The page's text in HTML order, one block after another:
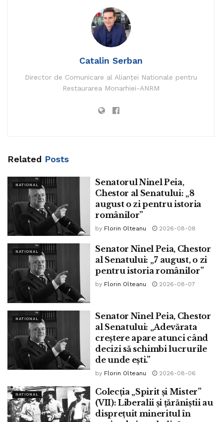
au pierdut job-urile şi alocă mai puţin timp verificării unor
Ciprian Ghiţuleasa recomandă ca oamenii să aleagă
întotdeauna variantele oficiale când își caută un loc de
contractul să aibă clauze clare.
perioadă.
„Am sesizat pattern: caută să-l facă atractiv, nu ai suficiente
informaţii pe care să le poţi verifica şi nici nu are condiţii pe
care să nu le poţi îndeplini. Adică nu îţi trebuie experienţă,
studii în domeniu, sau să cunoşti limba ţării respective.
Toate sunt prezentate vag şi frumos de genul: <Noi ne
ocupăm de tot, important este să vii>”, a declarat pentru
MEDIAFAX Cristian Ghiţuleasa.
În ultimele săptămâni, mii de români au plecat la muncă în
străinătate prin curse organizate, după ce au rămas fără
job în pandemie.
angajări anunțuri atractive catalin serban
criză post covid-19 firme trafic www.bpnews.ro
Catalin Serban
Director de Comunicare al Alianței Nationale pentru
Restaurarea Monarhiei-ANRM
Related Posts
NATIONAL
Senatorul Ninel Peia,
Chestor al Senatului: „8
august o zi pentru istoria
românilor”
by Florin Olteanu 2026-08-08
NATIONAL
Senator Ninel Peia, Chestor
al Senatului: „7 august, o zi
pentru istoria românilor”
by Florin Olteanu 2026-08-07
NATIONAL
Senator Ninel Peia, Chestor
al Senatului: „Adevărata
creștere apare atunci când
decizi să schimbi lucrurile
de unde ești.”
by Florin Olteanu 2026-08-06
NATIONAL
Colecția „Spirit și Mister”
(VII): Liberalii și țărăniștii au
disprețuit mineritul în